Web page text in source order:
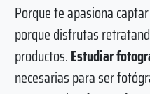
Porque te apasiona
porque disfrutas
productos.Estudiar
necesarias para ser